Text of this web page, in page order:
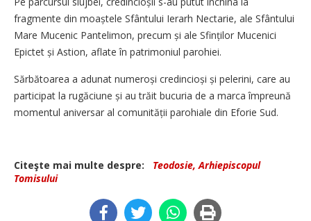
fragmente din moaștele Sfântului Ierarh Nectarie, ale Sfântului
Mare Mucenic Pantelimon, precum și ale Sfinților Mucenici
Epictet și Astion, aflate în patrimoniul parohiei.
Sărbătoarea a adunat nume­roși credincioși și pelerini, care au
participat la rugăciune și au trăit bucuria de a marca împreună
momentul aniversar al comu­nității parohiale din Eforie Sud.
Citeşte mai multe despre:
Teodosie, Arhiepiscopul
Tomisului